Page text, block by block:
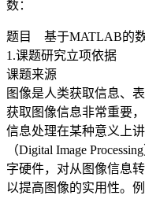
数：
题目 基于MATLAB的
1.课题研究立项依据
课题来源
图像是人类获取信息、
获取图像信息非常重要
信息处理在某种意义上
（Digital Image
字硬件，对从图像信息
以提高图像的实用性。